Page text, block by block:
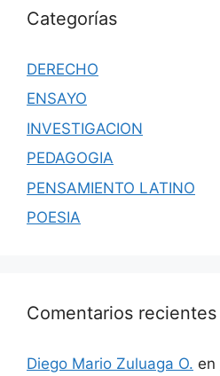
Categorías
DERECHO
ENSAYO
INVESTIGACION
PEDAGOGIA
PENSAMIENTO LATINO
POESIA
Comentarios recientes
Diego Mario Zuluaga O. en